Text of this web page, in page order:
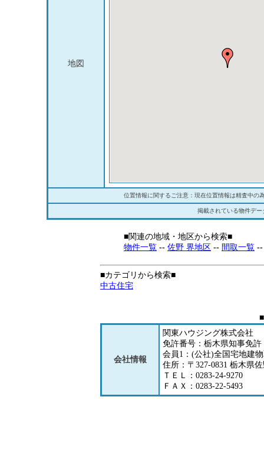
地図
位置情報に関するご注意：現在位置情報は精査中の
掲載されている物件デ
■関連の地域・地区から検索■
物件一覧 -- 佐野 界地区 -- 間取一覧
■カテゴリから検索■
中古住宅
会社情報
関東ハウジング株式会社
免許番号：栃木県知事免許
会員1：(公社)全国宅地建
住所：〒327-0831 栃木県
ＴＥＬ：0283-24-9270
ＦＡＸ：0283-22-5493